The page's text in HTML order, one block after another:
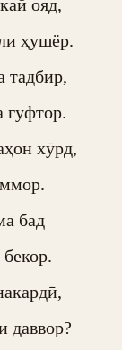
ояд,
ҳушёр.
тадбир,
гуфтор.
хӯрд,
бад
даввор?